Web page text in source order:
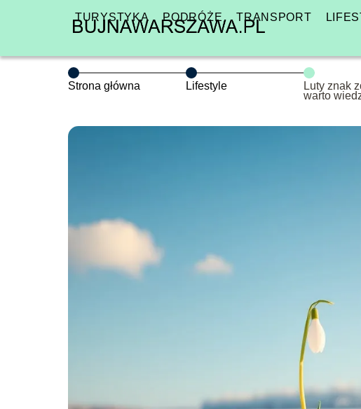
TURYSTYKA PODRÓŻE TRANSPORT
Strona główna Lifestyle
Luty znak
warto